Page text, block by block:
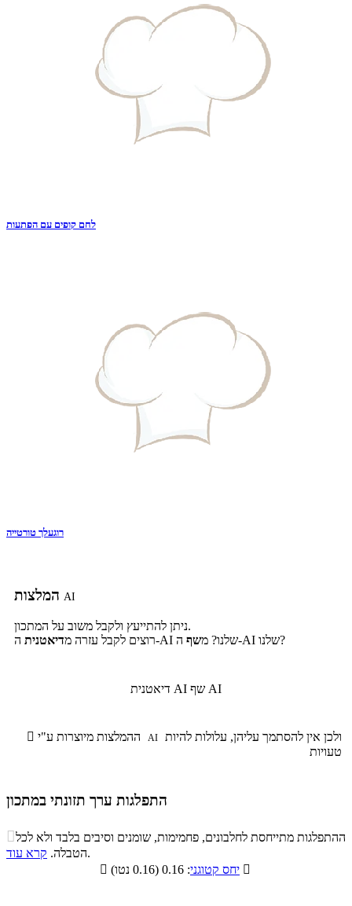
לחם קופים עם הפתעות
רוגעלך טורטייה
AI
ניתן להתייעץ ולקבל משוב על המתכון.
רוצים לקבל עזרה מדיאטנית ה-AI שלנו? משף ה-AI שלנו?
דיאטנית AI שף AI
 AI
טעויות
התפלגות ערך תזונתי במתכון
התפלגות ערך תזונתי במתכון
סיבים
תזונתיים
שומנים חלבונים
8.5% 77.8%
ההתפלגות מתייחסת לחלבונים, פחמימות, שומנים וסיבים בלבד ולא לכל
הטבלה. קרא עוד
.

יחס קטוגני 